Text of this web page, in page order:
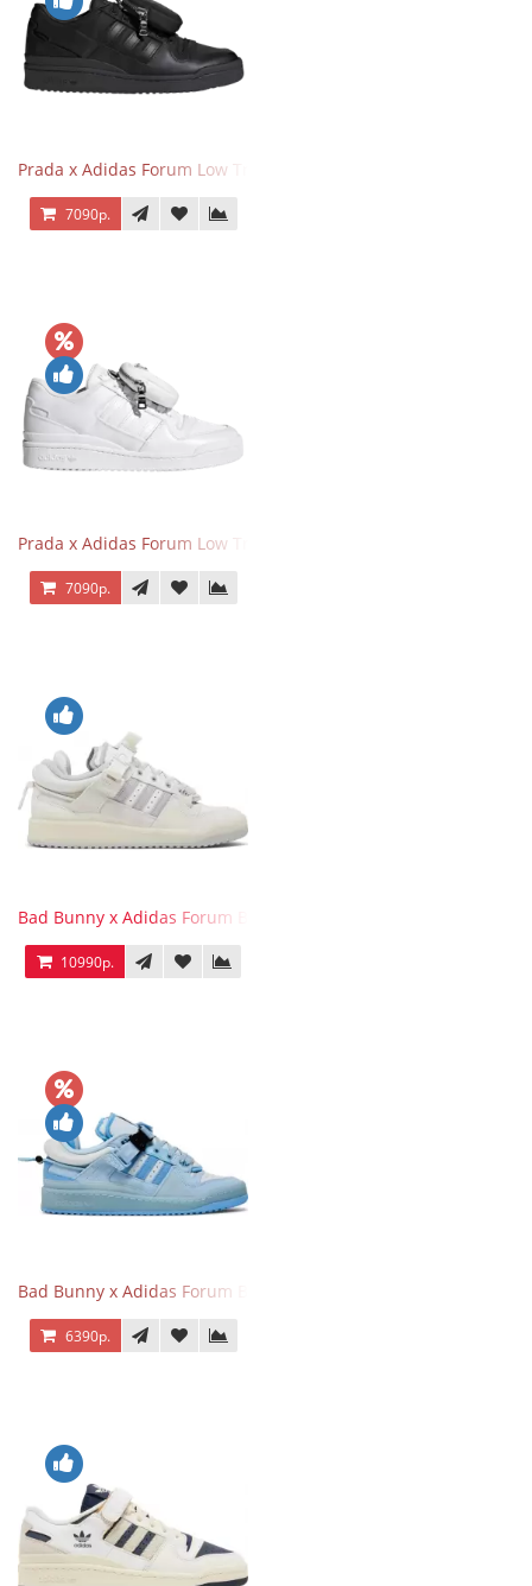
Prada x Adidas Forum Low Triple Black
7090р.
Prada x Adidas Forum Low Triple White
7090р.
Bad Bunny x Adidas Forum Buckle Low Last
10990р.
Bad Bunny x Adidas Forum Buckle Low Blue Tint
6390р.